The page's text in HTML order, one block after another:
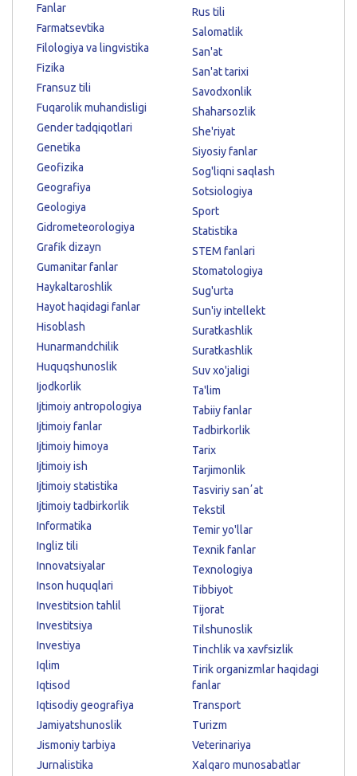
Fanlar
Farmatsevtika
Filologiya va lingvistika
Fizika
Fransuz tili
Fuqarolik muhandisligi
Gender tadqiqotlari
Genetika
Geofizika
Geografiya
Geologiya
Gidrometeorologiya
Grafik dizayn
Gumanitar fanlar
Haykaltaroshlik
Hayot haqidagi fanlar
Hisoblash
Hunarmandchilik
Huquqshunoslik
Ijodkorlik
Ijtimoiy antropologiya
Ijtimoiy fanlar
Ijtimoiy himoya
Ijtimoiy ish
Ijtimoiy statistika
Ijtimoiy tadbirkorlik
Informatika
Ingliz tili
Innovatsiyalar
Inson huquqlari
Investitsion tahlil
Investitsiya
Investiya
Iqlim
Iqtisod
Iqtisodiy geografiya
Jamiyatshunoslik
Jismoniy tarbiya
Jurnalistika
Rus tili
Salomatlik
San'at
San'at tarixi
Savodxonlik
Shaharsozlik
She'riyat
Siyosiy fanlar
Sog'liqni saqlash
Sotsiologiya
Sport
Statistika
STEM fanlari
Stomatologiya
Sug'urta
Sun'iy intellekt
Suratkashlik
Suratkashlik
Suv xo'jaligi
Ta'lim
Tabiiy fanlar
Tadbirkorlik
Tarix
Tarjimonlik
Tasviriy sanʼat
Tekstil
Temir yo'llar
Texnik fanlar
Texnologiya
Tibbiyot
Tijorat
Tilshunoslik
Tinchlik va xavfsizlik
Tirik organizmlar haqidagi
fanlar
Transport
Turizm
Veterinariya
Xalqaro munosabatlar